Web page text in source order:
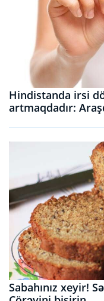
Hindistanda irsi
artmaqdadır:
Sabahınız xeyir!